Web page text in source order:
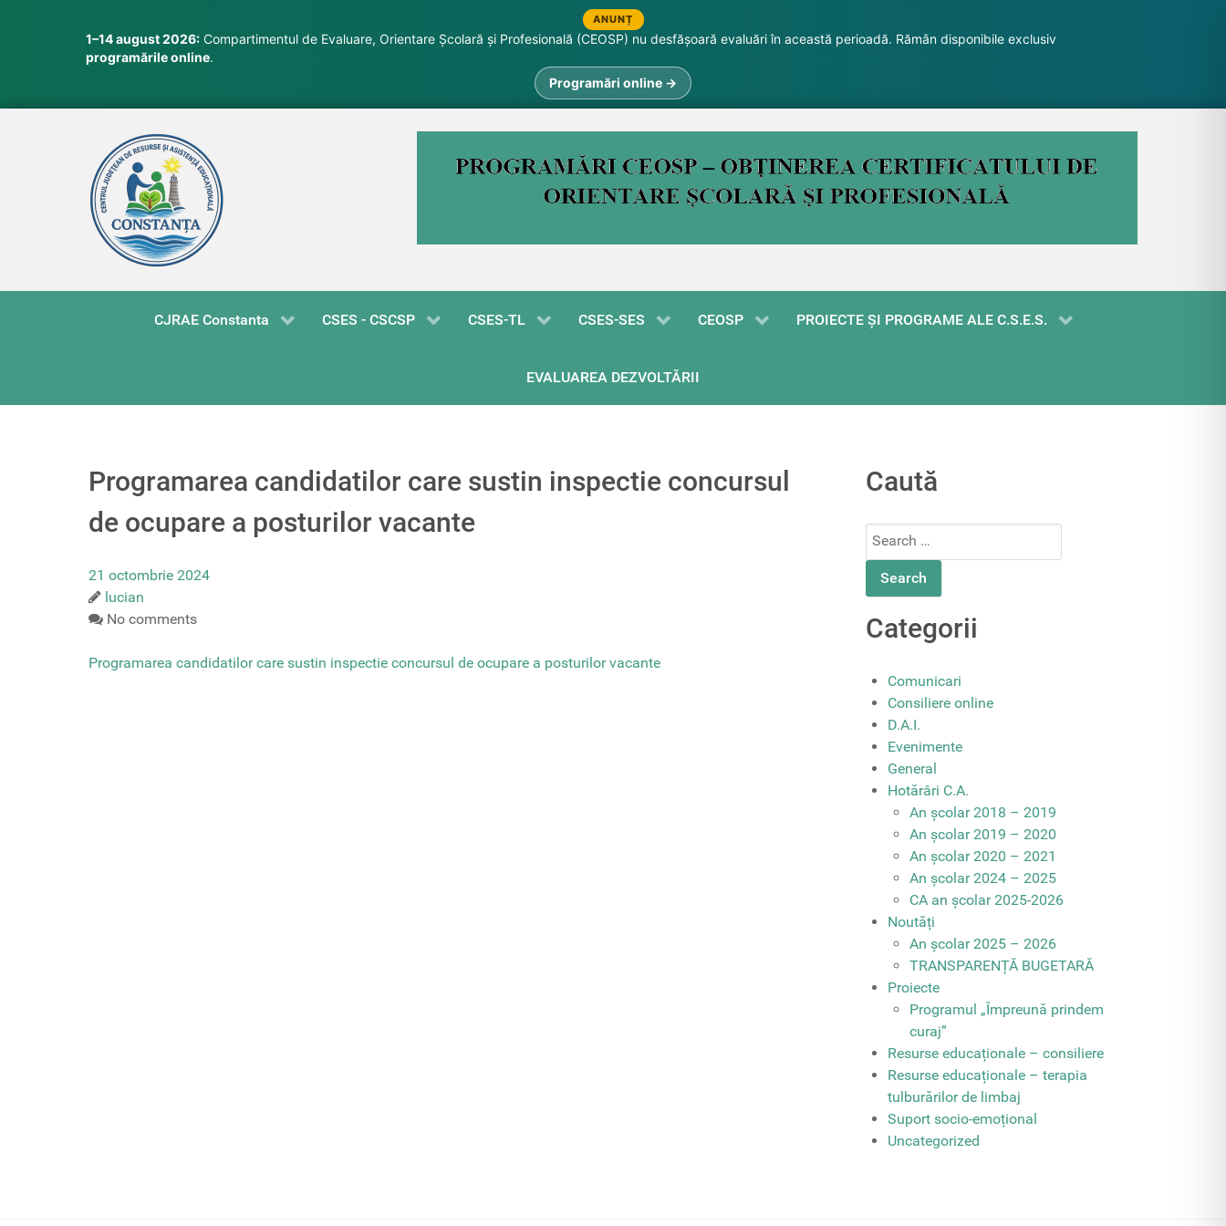
ANUNȚ
1–14 august 2026: Compartimentul de Evaluare, Orientare Școlară și Profesională (CEOSP) nu desfășoară evaluări în această perioadă. Rămân disponibile exclusiv
programările online.
Programări online →
CJRAE Constanta CSES - CSCSP CSES-TL CSES-SES CEOSP PROIECTE ŞI PROGRAME ALE C.S.E.S.
EVALUAREA DEZVOLTĂRII
Programarea candidatilor care sustin inspectie concursul
de ocupare a posturilor vacante
21 octombrie 2024
lucian
No comments
Programarea candidatilor care sustin inspectie concursul de ocupare a posturilor vacante
Caută
Search
Categorii
Comunicari
Consiliere online
D.A.I.
Evenimente
General
Hotărâri C.A.
An școlar 2018 – 2019
An școlar 2019 – 2020
An școlar 2020 – 2021
An școlar 2024 – 2025
CA an școlar 2025-2026
Noutăți
An școlar 2025 – 2026
TRANSPARENȚĂ BUGETARĂ
Proiecte
Programul „Împreună prindem
curaj”
Resurse educaționale – consiliere
Resurse educaționale – terapia
tulburărilor de limbaj
Suport socio-emoțional
Uncategorized